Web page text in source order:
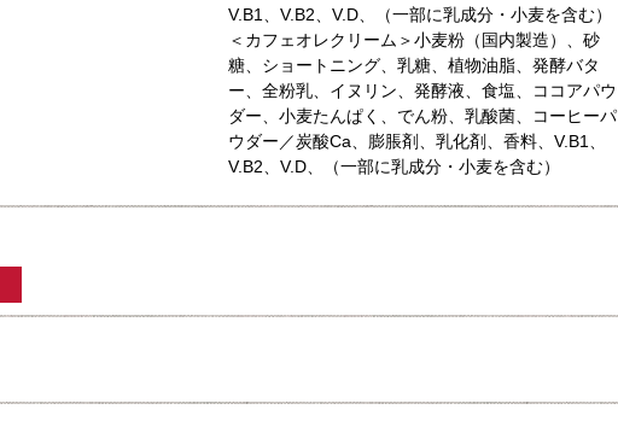
V.B1、V.B2、V.D、（一部に乳成分・小麦を含む）
＜カフェオレクリーム＞小麦粉（国内製造）、砂
糖、ショートニング、乳糖、植物油脂、発酵バタ
ー、全粉乳、イヌリン、発酵液、食塩、ココアパウ
ダー、小麦たんぱく、でん粉、乳酸菌、コーヒーパ
ウダー／炭酸Ca、膨脹剤、乳化剤、香料、V.B1、
V.B2、V.D、（一部に乳成分・小麦を含む）